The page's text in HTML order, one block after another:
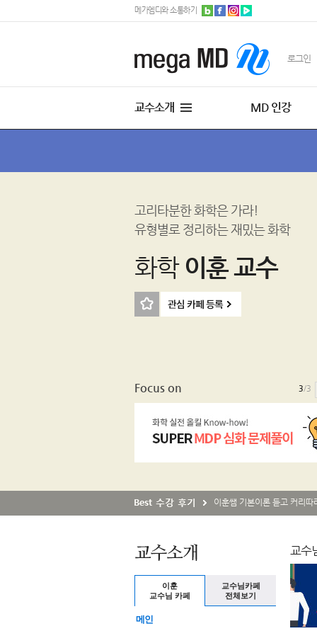
메가엠디와 소통하기
로그인
교수소개 MD 인강
고리타분한 화학은 가라!
유형별로 정리하는 재밌는 화학
화학 이훈 교수
Focus on 3/3
이훈
교수님 카페
교수님카페
전체보기
메인
교수